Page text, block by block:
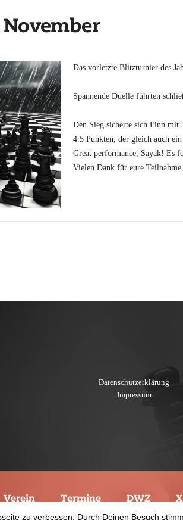
zu verbessen. Durch Deinen Besuch
Das vorletzte Blitzturnier des
Spannende Duelle führten
Den Sieg sicherte sich Finn
4.5 Punkten, der gleich auch
Great performance, Sayak! Es
Vielen Dank für eure
Datenschutzerklärung
Impressum
Verein Termine DWZ
© 2021 Schachverein Leonberg